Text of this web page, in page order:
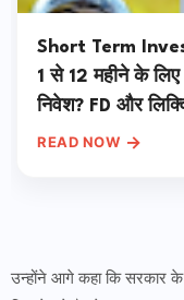
Short Term
1 से 12 महीने के लिए
निवेश? FD और
समेत ये 3 विकल्प देंगे
READ NOW →
उन्होंने आगे कहा कि सरकार